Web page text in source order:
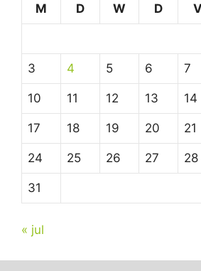
M
D W D V
3 4 5 6 7
10 11 12 13 14
17 18 19 20 21
24 25 26 27 28
31
« jul